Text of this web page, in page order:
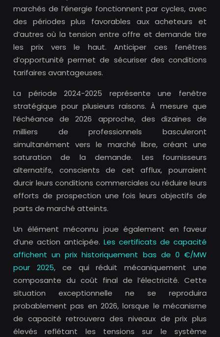
marchés de l’énergie fonctionnent par cycles, avec
des périodes plus favorables aux acheteurs et
d’autres où la tension entre offre et demande tire
les prix vers le haut. Anticiper ces fenêtres
d’opportunité permet de sécuriser des conditions
tarifaires avantageuses.
La période 2024-2025 représente une fenêtre
stratégique pour plusieurs raisons. À mesure que
l’échéance de 2026 approche, des dizaines de
milliers de professionnels basculeront
simultanément vers le marché libre, créant une
saturation de la demande. Les fournisseurs
alternatifs, conscients de cet afflux, pourraient
durcir leurs conditions commerciales ou réduire leurs
efforts de prospection une fois leurs objectifs de
parts de marché atteints.
Un élément méconnu joue également en faveur
d’une action anticipée. Les certificats de capacité
affichent un prix historiquement bas de 0 €/MW
pour 2025, ce qui réduit mécaniquement une
composante du coût final de l’électricité. Cette
situation exceptionnelle ne se reproduira
probablement pas en 2026, lorsque le mécanisme
de capacité retrouvera des niveaux de prix plus
élevés reflétant les tensions sur le système